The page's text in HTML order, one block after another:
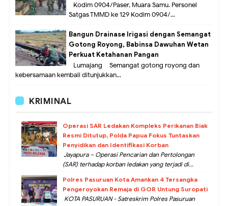
Kodim 0904/Paser, Muara Samu. Personel
Satgas TMMD ke 129 Kodim 0904/...
Bangun Drainase Irigasi dengan Semangat
Gotong Royong, Babinsa Dawuhan Wetan
Perkuat Ketahanan Pangan
Lumajang – Semangat gotong royong dan
kebersamaan kembali ditunjukkan...
KRIMINAL
Operasi SAR Ledakan Kompleks Perikanan Biak
Resmi Ditutup, Polda Papua Fokus Tuntaskan
Penyidikan dan Identifikasi Korban
Jayapura – Operasi Pencarian dan Pertolongan
(SAR) terhadap korban ledakan yang terjadi di...
Polres Pasuruan Kota Amankan 4 Tersangka
Pengeroyokan Remaja di GOR Untung Suropati
KOTA PASURUAN - Satreskrim Polres Pasuruan